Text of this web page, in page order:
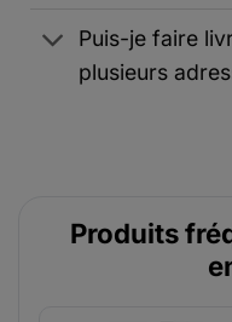
Puis-je faire
plusieurs
Produits